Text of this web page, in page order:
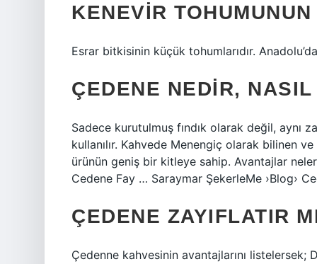
KENEVIR
Esrar bitkisinin küçük tohumlarıdır.
ÇEDENE NEDIR,
Sadece kurutulmuş fındık olarak değil,
kullanılır. Kahvede Menengiç olarak bilinen
ürünün geniş bir kitleye sahip. Avantajlar
Cedene Fay … Saraymar ŞekerleMe ›Blog›
ÇEDENE ZAYIFLATIR
Çedenne kahvesinin avantajlarını